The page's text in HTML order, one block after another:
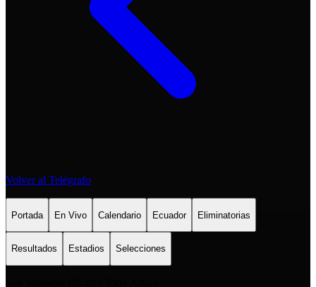
Volver al Telégrafo
Portada En Vivo Calendario Ecuador Eliminatorias
Resultados Estadios Selecciones